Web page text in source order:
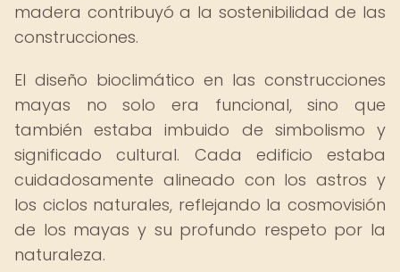
madera contribuyó a la sostenibilidad de las
construcciones.
El diseño bioclimático en las construcciones
mayas no solo era funcional, sino que
también estaba imbuido de simbolismo y
significado cultural. Cada edificio estaba
cuidadosamente alineado con los astros y
los ciclos naturales, reflejando la cosmovisión
de los mayas y su profundo respeto por la
naturaleza.